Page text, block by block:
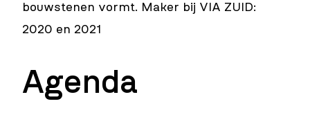
bouwstenen vormt. Maker bij VIA ZUID:
2020 en 2021
Agenda